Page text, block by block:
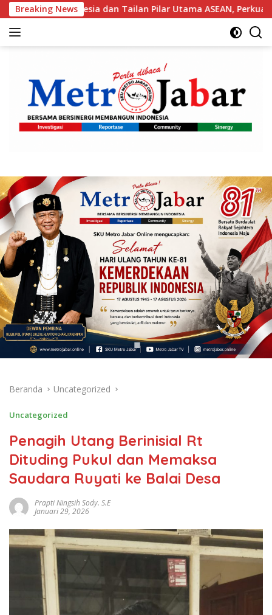
Langsung
ke
konten
Breaking News
Tailan Pilar Utama ASEAN, Perkuat Kerja Sama untuk
Beranda Uncategorized
Uncategorized
Penagih Utang Berinisial Rt
Dituding Pukul dan Memaksa
Saudara Ruyati ke Balai Desa
Prapti Ningsih Sody. S.E
Januari 29, 2026